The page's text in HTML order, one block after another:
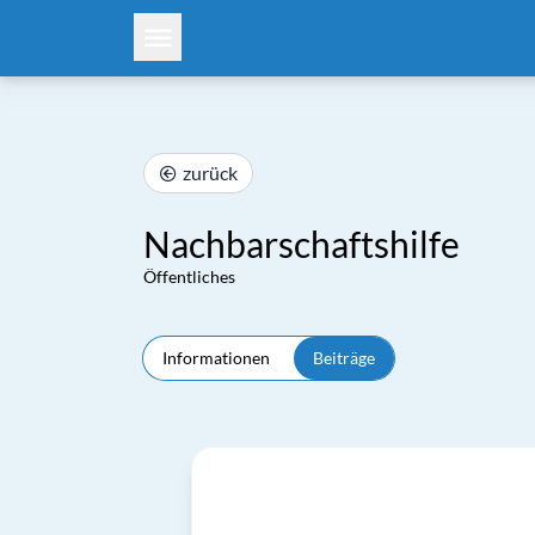
zurück
Nachbarschaftshilfe
Öffentliches
Informationen Beiträge